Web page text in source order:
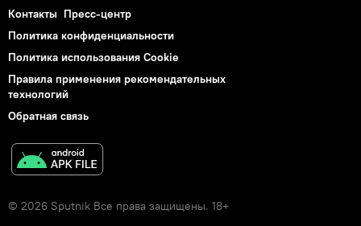
Контакты Пресс-центр
Политика конфиденциальности
Политика использования Cookie
Правила применения рекомендательных
технологий
Обратная связь
© 2026 Sputnik Все права защищены. 18+